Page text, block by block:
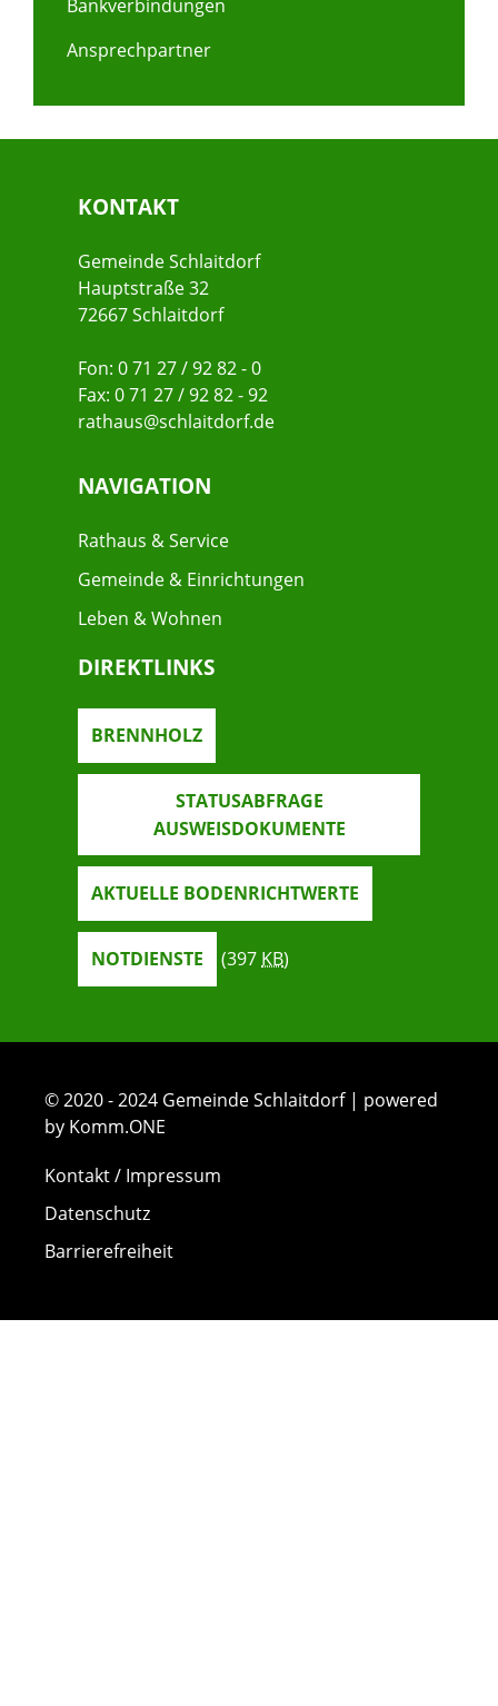
Bankverbindungen
Ansprechpartner
KONTAKT
Gemeinde Schlaitdorf
Hauptstraße 32
72667 Schlaitdorf
Fon: 0 71 27 / 92 82 - 0
Fax: 0 71 27 / 92 82 - 92
rathaus@schlaitdorf.de
NAVIGATION
Rathaus & Service
Gemeinde & Einrichtungen
Leben & Wohnen
DIREKTLINKS
BRENNHOLZ
STATUSABFRAGE
AUSWEISDOKUMENTE
AKTUELLE BODENRICHTWERTE
NOTDIENSTE (397 KB)
© 2020 - 2024 Gemeinde Schlaitdorf | powered
by Komm.ONE
Kontakt / Impressum
Datenschutz
Barrierefreiheit